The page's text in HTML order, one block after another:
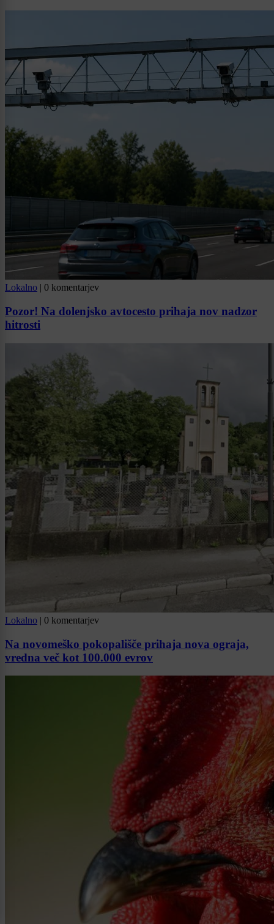
Lokalno | 0 komentarjev
Pozor! Na dolenjsko avtocesto prihaja nov nadzor
hitrosti
Lokalno | 0 komentarjev
Na novomeško pokopališče prihaja nova ograja,
vredna več kot 100.000 evrov